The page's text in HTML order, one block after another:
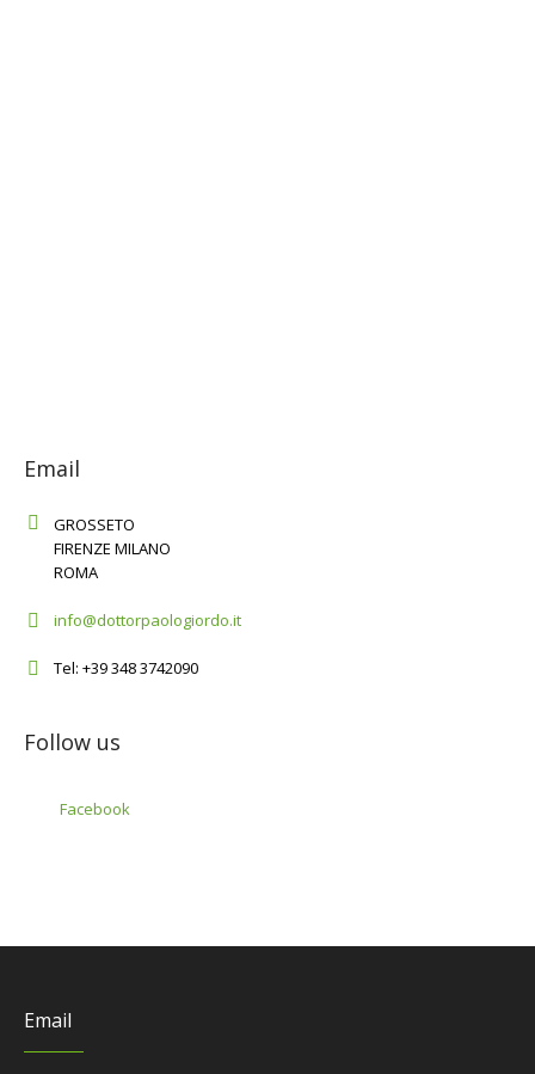
Email
GROSSETO
FIRENZE MILANO
ROMA
info@dottorpaologiordo.it
Tel: +39 348 3742090
Follow us
Facebook
Email